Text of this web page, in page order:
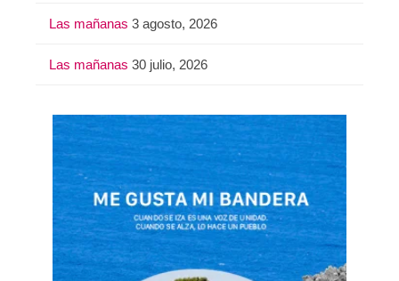
Las mañanas 3 agosto, 2026
Las mañanas 30 julio, 2026